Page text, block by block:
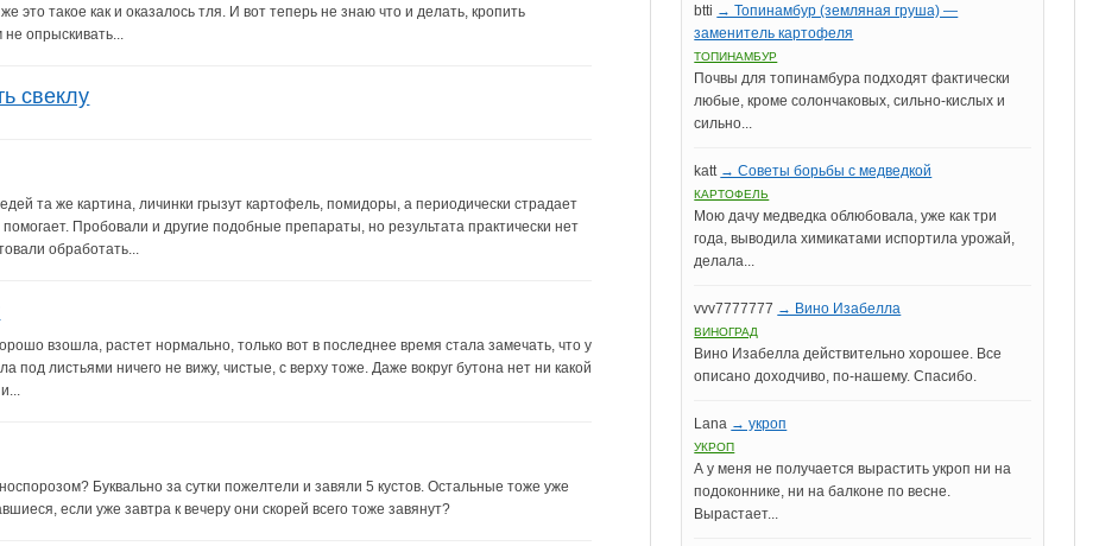
это такое как и оказалось тля. И вот теперь не знаю что и делать, кропить
опрыскивать...
свеклу
та же картина, личинки грызут картофель, помидоры, а периодически страдает
Пробовали и другие подобные препараты, но результата практически нет
обработать...
взошла, растет нормально, только вот в последнее время стала замечать, что у
листьями ничего не вижу, чистые, с верху тоже. Даже вокруг бутона нет ни какой
Буквально за сутки пожелтели и завяли 5 кустов. Остальные тоже уже
если уже завтра к вечеру они скорей всего тоже завянут?
btti → Топинамбур (земляная груша) —
заменитель картофеля
ТОПИНАМБУР
Почвы для топинамбура подходят фактически
любые, кроме солончаковых, сильно-кислых и
сильно...
katt → Советы борьбы с медведкой
КАРТОФЕЛЬ
Мою дачу медведка облюбовала, уже как три
года, выводила химикатами испортила урожай,
делала...
vvv7777777 → Вино Изабелла
ВИНОГРАД
Вино Изабелла действительно хорошее. Все
описано доходчиво, по-нашему. Спасибо.
Lana → укроп
УКРОП
А у меня не получается вырастить укроп ни на
подоконнике, ни на балконе по весне.
Вырастает...